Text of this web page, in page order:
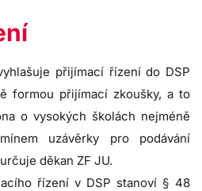
přijímací řízení do DSP
formou přijímací zkoušky, a to
o vysokých školách nejméně
uzávěrky pro podávání
děkan ZF JU.
řízení v DSP stanoví § 48